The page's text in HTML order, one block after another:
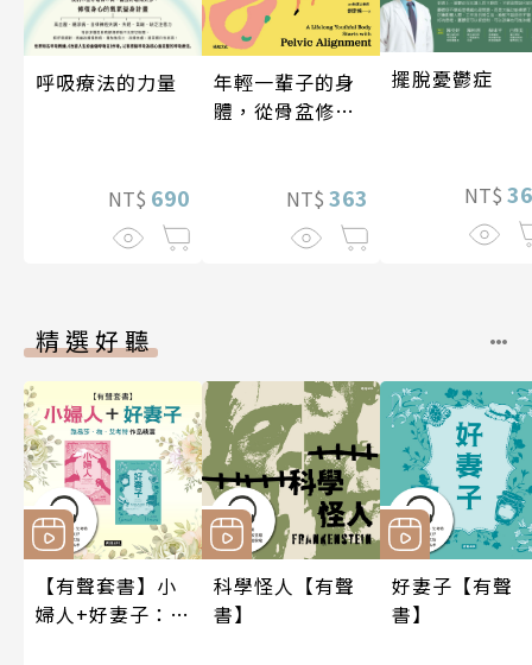
呼吸療法的力量
NT$ 690
年輕一輩子的身
體，從骨盆修復
動」，遠離小腹
凸出、肩頸僵
硬、慢性疼痛
NT$ 363
擺脫憂鬱症
NT$
精選好聽
【有聲套書】小
婦人+好妻子：路
科學怪人【有聲
書】
好妻子【有聲
書】